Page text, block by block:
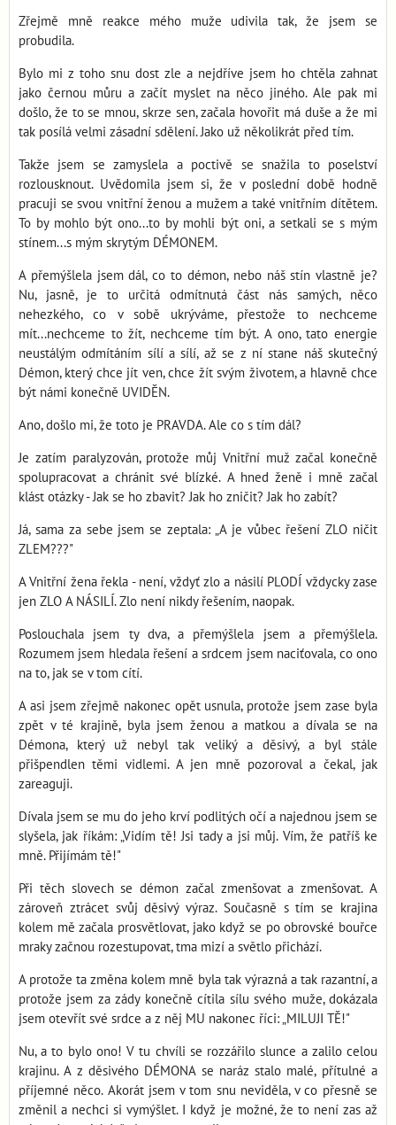
Zřejmě mně reakce mého muže udivila tak, že jsem se
probudila.
Bylo mi z toho snu dost zle a nejdříve jsem ho chtěla zahnat
jako černou můru a začít myslet na něco jiného. Ale pak mi
došlo, že to se mnou, skrze sen, začala hovořit má duše a že mi
tak posílá velmi zásadní sdělení. Jako už několikrát před tím.
Takže jsem se zamyslela a poctivě se snažila to poselství
rozlousknout. Uvědomila jsem si, že v poslední době hodně
pracuji se svou vnitřní ženou a mužem a také vnitřním dítětem.
To by mohlo být ono...to by mohli být oni, a setkali se s mým
stínem...s mým skrytým DÉMONEM.
A přemýšlela jsem dál, co to démon, nebo náš stín vlastně je?
Nu, jasně, je to určitá odmítnutá část nás samých, něco
nehezkého, co v sobě ukrýváme, přestože to nechceme
mít...nechceme to žít, nechceme tím být. A ono, tato energie
neustálým odmítáním sílí a sílí, až se z ní stane náš skutečný
Démon, který chce jít ven, chce žít svým životem, a hlavně chce
být námi konečně UVIDĚN.
Ano, došlo mi, že toto je PRAVDA. Ale co s tím dál?
Je zatím paralyzován, protože můj Vnitřní muž začal konečně
spolupracovat a chránit své blízké. A hned ženě i mně začal
klást otázky - Jak se ho zbavit? Jak ho zničit? Jak ho zabít?
Já, sama za sebe jsem se zeptala: „A je vůbec řešení ZLO ničit
ZLEM???"
A Vnitřní žena řekla - není, vždyť zlo a násilí PLODÍ vždycky zase
jen ZLO A NÁSILÍ. Zlo není nikdy řešením, naopak.
Poslouchala jsem ty dva, a přemýšlela jsem a přemýšlela.
Rozumem jsem hledala řešení a srdcem jsem naciťovala, co ono
na to, jak se v tom cítí.
A asi jsem zřejmě nakonec opět usnula, protože jsem zase byla
zpět v té krajině, byla jsem ženou a matkou a dívala se na
Démona, který už nebyl tak veliký a děsivý, a byl stále
přišpendlen těmi vidlemi. A jen mně pozoroval a čekal, jak
zareaguji.
Dívala jsem se mu do jeho krví podlitých očí a najednou jsem se
slyšela, jak říkám: „Vidím tě! Jsi tady a jsi můj. Vím, že patříš ke
mně. Přijímám tě!"
Při těch slovech se démon začal zmenšovat a zmenšovat. A
zároveň ztrácet svůj děsivý výraz. Současně s tím se krajina
kolem mě začala prosvětlovat, jako když se po obrovské bouřce
mraky začnou rozestupovat, tma mizí a světlo přichází.
A protože ta změna kolem mně byla tak výrazná a tak razantní, a
protože jsem za zády konečně cítila sílu svého muže, dokázala
jsem otevřít své srdce a z něj MU nakonec říci: „MILUJI TĚ!"
Nu, a to bylo ono! V tu chvíli se rozzářilo slunce a zalilo celou
krajinu. A z děsivého DÉMONA se naráz stalo malé, přítulné a
příjemné něco. Akorát jsem v tom snu neviděla, v co přesně se
změnil a nechci si vymýšlet. I když je možné, že to není zas až